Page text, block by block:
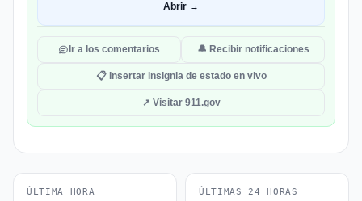
Abrir →
Ir a los comentarios 🔔 Recibir notificaciones
📋 Insertar insignia de estado en vivo
↗ Visitar 911.gov
ÚLTIMA HORA ÚLTIMAS 24 HORAS